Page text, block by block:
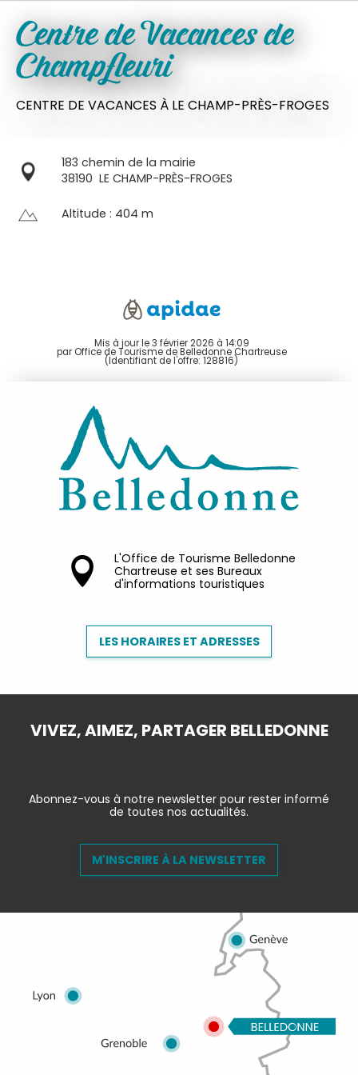
Centre de Vacances de
Champfleuri
CENTRE DE VACANCES À LE CHAMP-PRÈS-FROGES
183 chemin de la mairie
38190 LE CHAMP-PRÈS-FROGES
Altitude : 404 m
Mis à jour le 3 février 2026 à 14:09
par Office de Tourisme de Belledonne Chartreuse
(Identifiant de l'offre: 128816)
L'Office de Tourisme Belledonne
Chartreuse et ses Bureaux
d'informations touristiques
LES HORAIRES ET ADRESSES
VIVEZ, AIMEZ, PARTAGER BELLEDONNE
Abonnez-vous à notre newsletter pour rester informé
de toutes nos actualités.
M'INSCRIRE À LA NEWSLETTER